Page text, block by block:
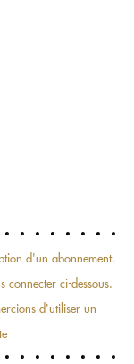
d'un abonnement.
connecter ci-dessous.
d'utiliser un